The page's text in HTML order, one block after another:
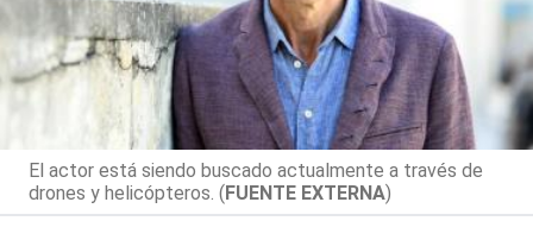
El actor está siendo buscado actualmente a través de
drones y helicópteros. (FUENTE EXTERNA)